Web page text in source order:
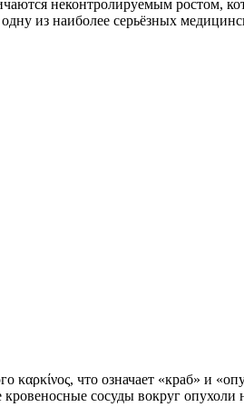
неконтролируемым ростом,
из наиболее серьёзных
что означает «краб» и
сосуды вокруг